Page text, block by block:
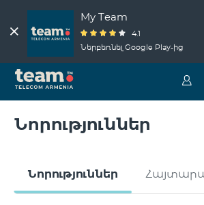
My Team
4.1
Ներբեռնել Google Play-ից
Նորություններ
Նորություններ